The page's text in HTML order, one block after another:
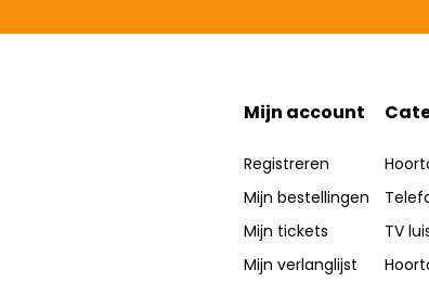
Mijn account
Registreren
Mijn bestellingen
Mijn tickets
Mijn verlanglijst
TV